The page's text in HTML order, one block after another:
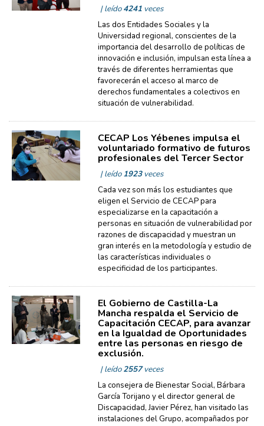
| leído4241veces
Las dos Entidades Sociales y la
Universidad regional, conscientes de la
importancia del desarrollo de políticas de
innovación e inclusión, impulsan esta línea a
través de diferentes herramientas que
favorecerán el acceso al marco de
derechos fundamentales a colectivos en
situación de vulnerabilidad.
CECAP Los Yébenes impulsa el
voluntariado formativo de futuros
profesionales del Tercer Sector
| leído1923veces
Cada vez son más los estudiantes que
eligen el Servicio de CECAP para
especializarse en la capacitación a
personas en situación de vulnerabilidad por
razones de discapacidad y muestran un
gran interés en la metodología y estudio de
las características individuales o
especificidad de los participantes.
El Gobierno de Castilla-La
Mancha respalda el Servicio de
Capacitación CECAP, para avanzar
en la Igualdad de Oportunidades
entre las personas en riesgo de
exclusión.
| leído2557veces
La consejera de Bienestar Social, Bárbara
García Torijano y el director general de
Discapacidad, Javier Pérez, han visitado las
instalaciones del Grupo, acompañados por